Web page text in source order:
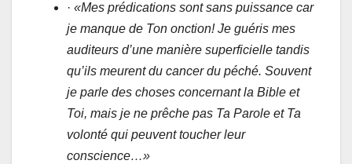
· «Mes prédications sont sans puissance car
je manque de Ton onction! Je guéris mes
auditeurs d’une manière superficielle tandis
qu’ils meurent du cancer du péché. Souvent
je parle des choses concernant la Bible et
Toi, mais je ne prêche pas Ta Parole et Ta
volonté qui peuvent toucher leur
conscience…»